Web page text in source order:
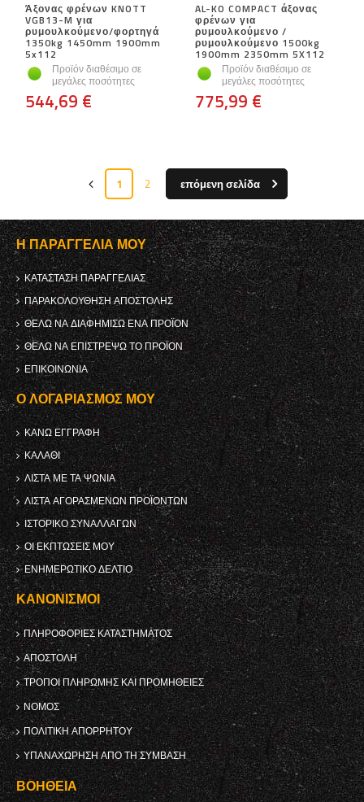
Άξονας φρένων KNOTT
VGB13-M για
ρυμουλκούμενο/φορτηγά
1350kg 1450mm 1900mm
5x112
Προϊόν διαθέσιμο σε
μεγάλες ποσότητες
544,69 €
AL-KO COMPACT άξονας
φρένων για
ρυμουλκούμενο /
ρυμουλκούμενο 1500kg
1900mm 2350mm 5X112
Προϊόν διαθέσιμο σε
μεγάλες ποσότητες
775,99 €
1 2 επόμενη σελίδα
Η ΠΑΡΑΓΓΕΛΊΑ ΜΟΥ
ΚΑΤΆΣΤΑΣΗ ΠΑΡΑΓΓΕΛΊΑΣ
ΠΑΡΑΚΟΛΟΎΘΗΣΗ ΑΠΟΣΤΟΛΉΣ
ΘΈΛΩ ΝΑ ΔΙΑΦΗΜΊΣΩ ΈΝΑ ΠΡΟΪΌΝ
ΘΈΛΩ ΝΑ ΕΠΙΣΤΡΈΨΩ ΤΟ ΠΡΟΪΌΝ
ΕΠΙΚΟΙΝΩΝΊΑ
Ο ΛΟΓΑΡΙΑΣΜΌΣ ΜΟΥ
ΚΑΝΩ ΕΓΓΡΑΦΗ
ΚΑΛΆΘΙ
ΛΊΣΤΑ ΜΕ ΤΑ ΨΏΝΙΑ
ΛΊΣΤΑ ΑΓΟΡΑΣΜΈΝΩΝ ΠΡΟΪΌΝΤΩΝ
ΙΣΤΟΡΙΚΌ ΣΥΝΑΛΛΑΓΏΝ
ΟΙ ΕΚΠΤΏΣΕΙΣ ΜΟΥ
ΕΝΗΜΕΡΩΤΙΚΌ ΔΕΛΤΊΟ
ΚΑΝΟΝΙΣΜΟΊ
ΠΛΗΡΟΦΟΡΊΕΣ ΚΑΤΑΣΤΉΜΑΤΟΣ
ΑΠΟΣΤΟΛΉ
ΤΡΌΠΟΙ ΠΛΗΡΩΜΉΣ ΚΑΙ ΠΡΟΜΉΘΕΙΕΣ
ΝΌΜΟΣ
ΠΟΛΙΤΙΚΉ ΑΠΟΡΡΉΤΟΥ
ΥΠΑΝΑΧΏΡΗΣΗ ΑΠΌ ΤΗ ΣΎΜΒΑΣΗ
ΒΟΉΘΕΙΑ